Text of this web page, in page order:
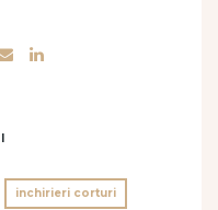
inchirieri corturi